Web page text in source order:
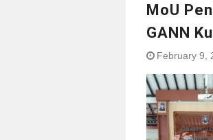
MoU
GANN
February 9,